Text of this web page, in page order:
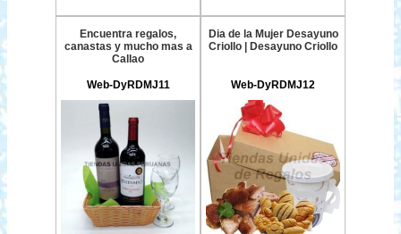
Encuentra regalos,
canastas y mucho mas a
Callao
Web-DyRDMJ11
Dia de la Mujer Desayuno
Criollo | Desayuno Criollo
Web-DyRDMJ12